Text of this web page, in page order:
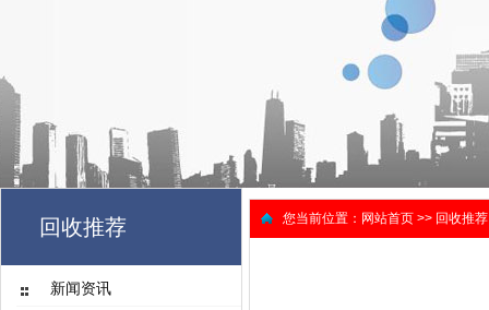
回收推荐
新闻资讯
您当前位置： 网站首页 >> 回收推荐